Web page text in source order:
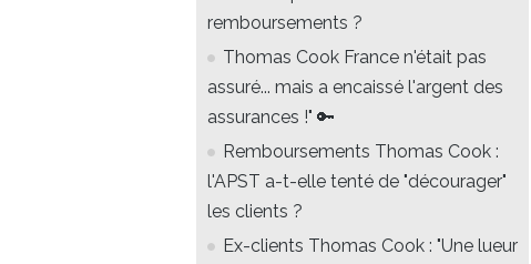
remboursements ?
Thomas Cook France n'était pas
assuré... mais a encaissé l'argent des
assurances !" 🔑
Remboursements Thomas Cook :
l'APST a-t-elle tenté de "décourager"
les clients ?
Ex-clients Thomas Cook : "Une lueur